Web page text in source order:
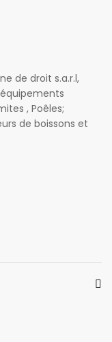
de droit s.a.r.l,
, Poêles;
de boissons et